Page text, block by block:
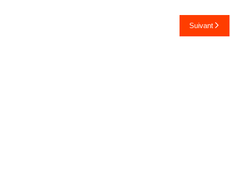
Suivant